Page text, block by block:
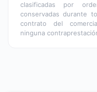
clasificadas por
conservadas durante
contrato del
ninguna